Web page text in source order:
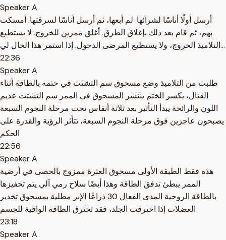
Speaker A
أرسل أولًا أناسًا لشرائها. لم أبعها، ثم أرسل أناسًا لسرقتها. أمسكت
بهم، ثم قام بعد ذلك بإغلاق الطرق. أغلق ممرين للخروج. لا يستطيع
التلاميذ الخروج، ولا يستطيع المرضى الدخول. إذا استمر هذا الحال لي...
22:36
Speaker A
طلبت من التلاميذ وضع مسحوق سم التشتت في ختمه بالطاقة أثناء
القتال، يكسر الختم ينتشر المسحوق في الممر سم التشتت عديم
اللون والرائحة يبدأ التأثير بعد ثلاثة أنفاس تحت مرحلة النجوم السبعة
يصبحون عاجزين فوق مرحلة النجوم السبعة، تتأثر الرؤية والقدرة على
الحكم
22:56
Speaker A
هذه فقط الطبقة الأولى مسحوق العثرة ممزوج بالحصى في أرضية
الممر يبطئ تدفق الطاقة وهذا أيضًا سلاح رمي آلي يتم تحفيزها
بالطاقة الروحية المدى الفعال 30 ذراعًا الإبر مطلية بمسحوق تخدير
العضلات إذا اخترقت الجلد، فقد تخترق الطاقة الواقية للجسم
23:18
Speaker A